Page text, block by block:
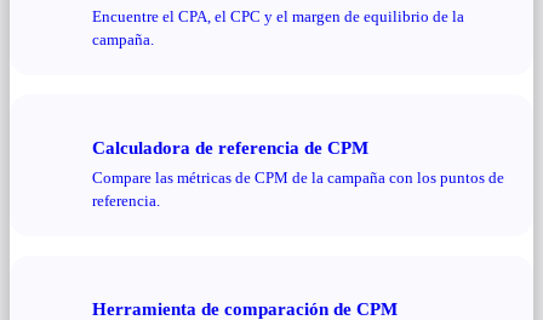
Encuentre el CPA, el CPC y el margen de equilibrio de la
campaña.
Calculadora de referencia de CPM
Compare las métricas de CPM de la campaña con los puntos de
referencia.
Herramienta de comparación de CPM